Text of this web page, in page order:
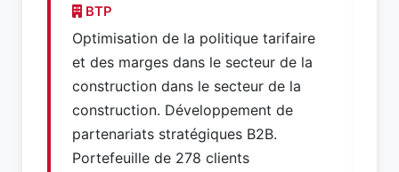
BTP
Optimisation de la politique tarifaire
et des marges dans le secteur de la
construction dans le secteur de la
construction. Développement de
partenariats stratégiques B2B.
Portefeuille de 278 clients